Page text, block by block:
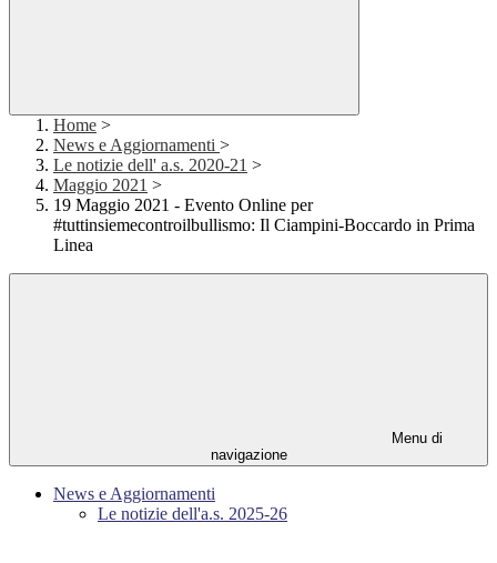
Home >
News e Aggiornamenti >
Le notizie dell' a.s. 2020-21 >
Maggio 2021 >
19 Maggio 2021 - Evento Online per
#tuttinsiemecontroilbullismo: Il Ciampini-Boccardo in Prima
Linea
Menu di
navigazione
News e Aggiornamenti
Le notizie dell'a.s. 2025-26